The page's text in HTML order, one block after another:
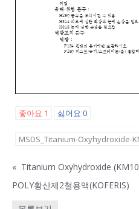
좋아요 1 싫어요 0
MSDS_Titanium-Oxyhydroxide-
« Titanium Oxyhydroxide
POLY황산제2철용액(KOFERIS)